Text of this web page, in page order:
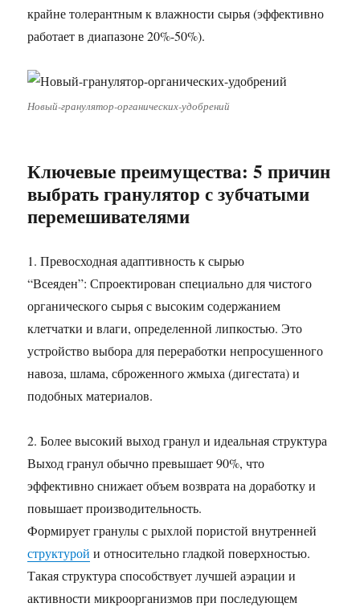
крайне толерантным к влажности сырья (эффективно
работает в диапазоне 20%-50%).
Новый-гранулятор-органических-удобрений
Ключевые преимущества: 5 причин
выбрать гранулятор с зубчатыми
перемешивателями
1. Превосходная адаптивность к сырью
“Всеяден”: Спроектирован специально для чистого
органического сырья с высоким содержанием
клетчатки и влаги, определенной липкостью. Это
устройство выбора для переработки непросушенного
навоза, шлама, сброженного жмыха (дигестата) и
подобных материалов.
2. Более высокий выход гранул и идеальная структура
Выход гранул обычно превышает 90%, что
эффективно снижает объем возврата на доработку и
повышает производительность.
Формирует гранулы с рыхлой пористой внутренней
структурой и относительно гладкой поверхностью.
Такая структура способствует лучшей аэрации и
активности микроорганизмов при последующем